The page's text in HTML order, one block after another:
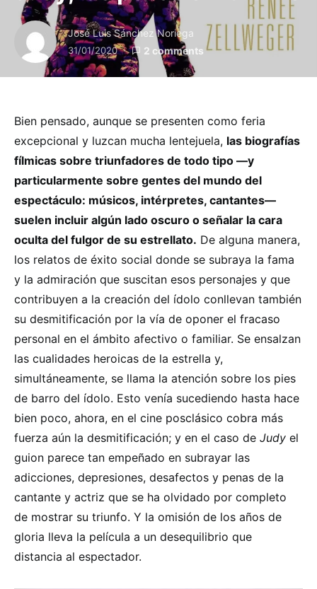
José Luis Sánchez Noriega
31/01/2020 2 comments
Bien pensado, aunque se presenten como feria
excepcional y luzcan mucha lentejuela, las biografías
fílmicas sobre triunfadores de todo tipo —y
particularmente sobre gentes del mundo del
espectáculo: músicos, intérpretes, cantantes—
suelen incluir algún lado oscuro o señalar la cara
oculta del fulgor de su estrellato. De alguna manera,
los relatos de éxito social donde se subraya la fama
y la admiración que suscitan esos personajes y que
contribuyen a la creación del ídolo conllevan también
su desmitificación por la vía de oponer el fracaso
personal en el ámbito afectivo o familiar. Se ensalzan
las cualidades heroicas de la estrella y,
simultáneamente, se llama la atención sobre los pies
de barro del ídolo. Esto venía sucediendo hasta hace
bien poco, ahora, en el cine posclásico cobra más
fuerza aún la desmitificación; y en el caso de Judy el
guion parece tan empeñado en subrayar las
adicciones, depresiones, desafectos y penas de la
cantante y actriz que se ha olvidado por completo
de mostrar su triunfo. Y la omisión de los años de
gloria lleva la película a un desequilibrio que
distancia al espectador.